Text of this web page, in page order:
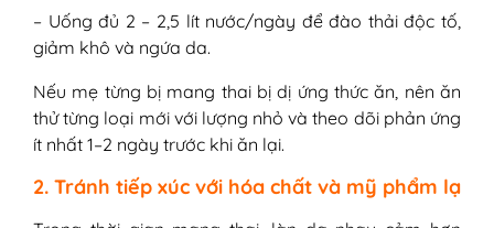
– Uống đủ 2 – 2,5 lít nước/ngày để đào thải độc tố,
giảm khô và ngứa da.
Nếu mẹ từng bị mang thai bị dị ứng thức ăn, nên ăn
thử từng loại mới với lượng nhỏ và theo dõi phản ứng
ít nhất 1–2 ngày trước khi ăn lại.
2. Tránh tiếp xúc với hóa chất và mỹ phẩm lạ